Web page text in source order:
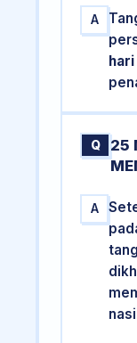
A
hari
Q
25
A